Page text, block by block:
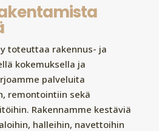
toteuttaa rakennus- ja
kokemuksella ja
palveluita
remontointiin sekä
Rakennamme kestäviä
halleihin, navettoihin